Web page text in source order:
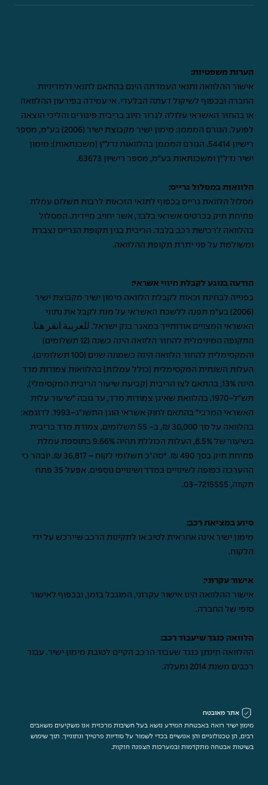
הערות משפטיות:
אישור ההלוואה ותנאי העמדתה הינם בהתאם לתנאי ולמדיניות
החברה ובכפוף לשיקול דעתה הבלעדי. אי עמידה בפירעון ההלוואה
או בהחזר האשראי עלולה לגרור חיוב בריבית פיגורים והליכי הוצאה
לפועל. הגורם המממן: מימון ישיר מקבוצת ישיר (2006) בע"מ, מספר
רישיון 54414. הגורם המממן בהלוואות נדל"ן (משכנתאות): מימון
ישיר נדל"ן ומשכנתאות בע"מ, מספר רישיון 63673.
הלוואות במסלול גרייס:
מסלול הלוואת גרייס בכפוף לתנאי הזכאות לרבות תשלום עמלת
פתיחת תיק בכרטיס אשראי בלבד, אשר יחויב מיידית. המסלול
בהלוואה לרכישת רכב בלבד. הריבית בגין תקופת הגרייס נצברת
ומשולמת על פני יתרת תקופת ההלוואה.
הודעה בנוגע לקבלת חיווי אשראי:
בפנייה לבחינת זכאות לקבלת הלוואה מימון ישיר מקבוצת ישיר
(2006) בע"מ תפנה ללשכת האשראי על מנת לקבל את נתוני
האשראי המצויים אודותייך במאגר בנק ישראל. للعربية انقر هنا .
התקופה המינימלית להחזר הלוואה הינה כשנה (12 תשלומים)
והמקסימלית להחזר הלוואה הינה כשמונה שנים (100 תשלומים).
העלות השנתית המקסימלית (כולל עמלות) בהלוואות צמודות מדד
הינה 13%, בהתאם לצו הריבית (קביעת שיעור הריבית המקסימלי),
תש"ל-1970. בהלוואת שאינן צמודות מדד, עד גובה "שיעור עלות
האשראי המרבי" בהתאם לחוק אשראי הוגן התשנ"ג-1993. לדוגמא:
בהלוואה על סך 30,000 ₪, ב- 55 תשלומים, צמודת מדד בריבית
בשיעור של 8.5%, העלות הכוללת תהיה 9.66% בתוספת עמלת
פתיחת תיק בסך 490 ₪. *סה"כ תשלומי לקוח – 36,817 ₪. יובהר כי
ההערכה כפופה לשינויים במדד ושינויים נוספים. אפעל 35 פתח
תקווה, 03-7215555
.
סיוע במציאת רכב:
מימון ישיר אינה אחראית לטיב או לתקינות הרכב שיירכש על ידי
הלקוח.
אישור עקרוני:
אישור ההלוואה הינו אישור עקרוני, המוגבל בזמן, ובכפוף לאישור
סופי של החברה.
הלוואה כנגד שיעבוד רכב:
ההלוואה תינתן כנגד שעבוד הרכב הקיים לטובת מימון ישיר. עבור
רכבים משנת 2014 ומעלה.
אתר מאובטח
מימון ישיר רואה באבטחת המידע נושא בעל חשיבות מרכזית אנו משקיעים משאבים
רבים, הן טכנולוגיים והן אנושיים בכדי לשמור על סודיות פרטייך ונתונייך. תוך שימוש
בשיטות אבטחה מתקדמות ובמערכות הצפנה חזקות.